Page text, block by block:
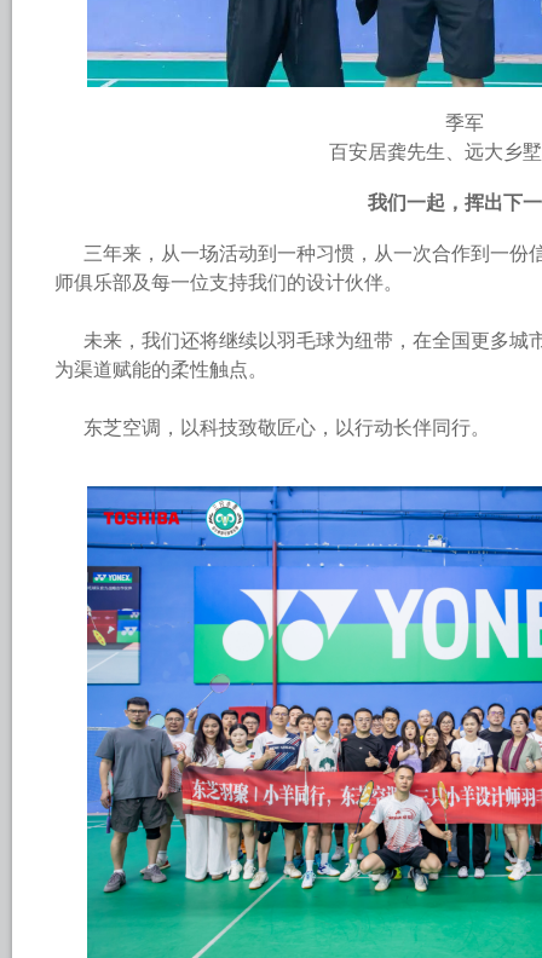
季军
百安居龚先生、远大乡
我们一起，挥出下
三年来，从一场活动到一种习惯，从一次合作到一份
师俱乐部及每一位支持我们的设计伙伴。
未来，我们还将继续以羽毛球为纽带，在全国更多城
为渠道赋能的柔性触点。
东芝空调，以科技致敬匠心，以行动长伴同行。